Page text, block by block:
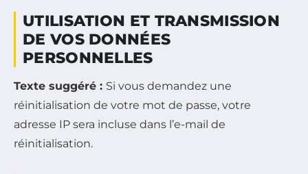
UTILISATION ET TRANSMISSION
DE VOS DONNÉES
PERSONNELLES
Texte suggéré : Si vous demandez une
réinitialisation de votre mot de passe, votre
adresse IP sera incluse dans l’e-mail de
réinitialisation.